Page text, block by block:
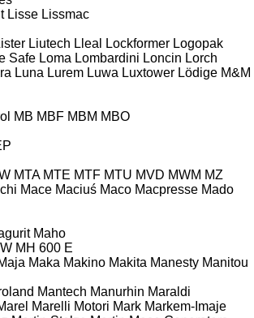
Lisse Lissmac
Liutech Lleal Lockformer Logopak
Safe Loma Lombardini Loncin Lorch
Luna Lurem Luwa Luxtower Lödige M&M
MB MBF MBM MBO
MTA MTE MTF MTU MVD MWM MZ
Mace Maciuś Maco Macpresse Mado
Maho
MH 600 E
Maka Makino Makita Manesty Manitou
Mantech Manurhin Maraldi
Marelli Motori Mark Markem-Imaje